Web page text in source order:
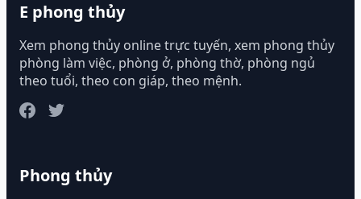
E phong thủy
Xem phong thủy online trực tuyến, xem phong thủy
phòng làm việc, phòng ở, phòng thờ, phòng ngủ
theo tuổi, theo con giáp, theo mệnh.
Phong thủy